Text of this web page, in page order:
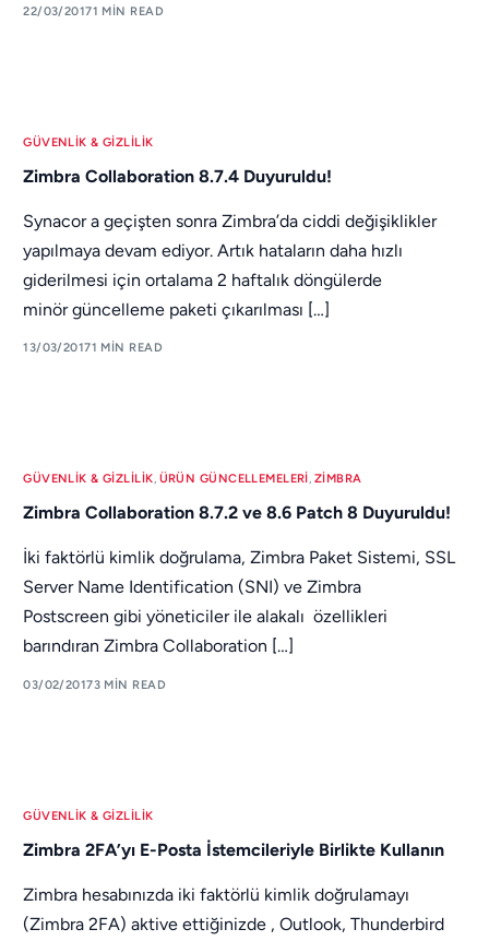
22/03/20171 MIN READ
GÜVENLIK & GIZLILIK
Zimbra Collaboration 8.7.4 Duyuruldu!
Synacor a geçişten sonra Zimbra’da ciddi değişiklikler
yapılmaya devam ediyor. Artık hataların daha hızlı
giderilmesi için ortalama 2 haftalık döngülerde
minör güncelleme paketi çıkarılması […]
13/03/20171 MIN READ
GÜVENLIK & GIZLILIK, ÜRÜN GÜNCELLEMELERI , ZIMBRA
Zimbra Collaboration 8.7.2 ve 8.6 Patch 8 Duyuruldu!
İki faktörlü kimlik doğrulama, Zimbra Paket Sistemi, SSL
Server Name Identification (SNI) ve Zimbra
Postscreen gibi yöneticiler ile alakalı özellikleri
barındıran Zimbra Collaboration […]
03/02/20173 MIN READ
GÜVENLIK & GIZLILIK
Zimbra 2FA’yı E-Posta İstemcileriyle Birlikte Kullanın
Zimbra hesabınızda iki faktörlü kimlik doğrulamayı
(Zimbra 2FA) aktive ettiğinizde , Outlook, Thunderbird